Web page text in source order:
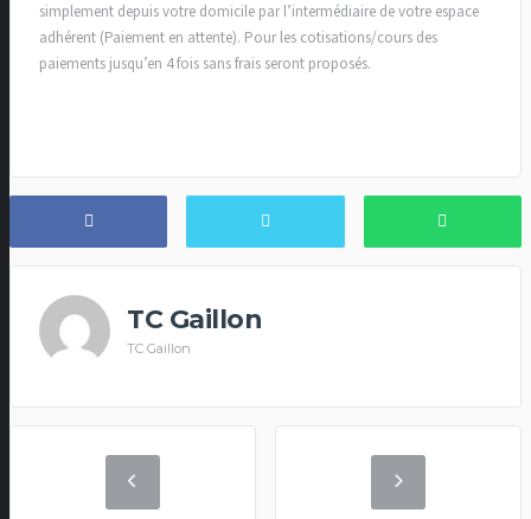
simplement depuis votre domicile par l’intermédiaire de votre espace
adhérent (Paiement en attente). Pour les cotisations/cours des
paiements jusqu’en 4 fois sans frais seront proposés.
TC Gaillon
TC Gaillon